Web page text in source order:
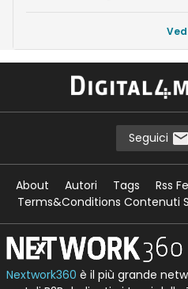
Seguici
About Autori Tags Rss
Terms&Conditions Contenuti
Nextwork360 è il più grande